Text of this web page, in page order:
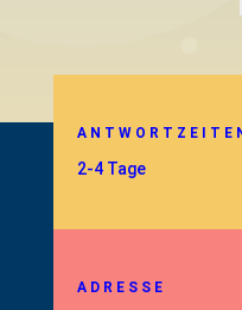
2-4 Tage
ADRESSE